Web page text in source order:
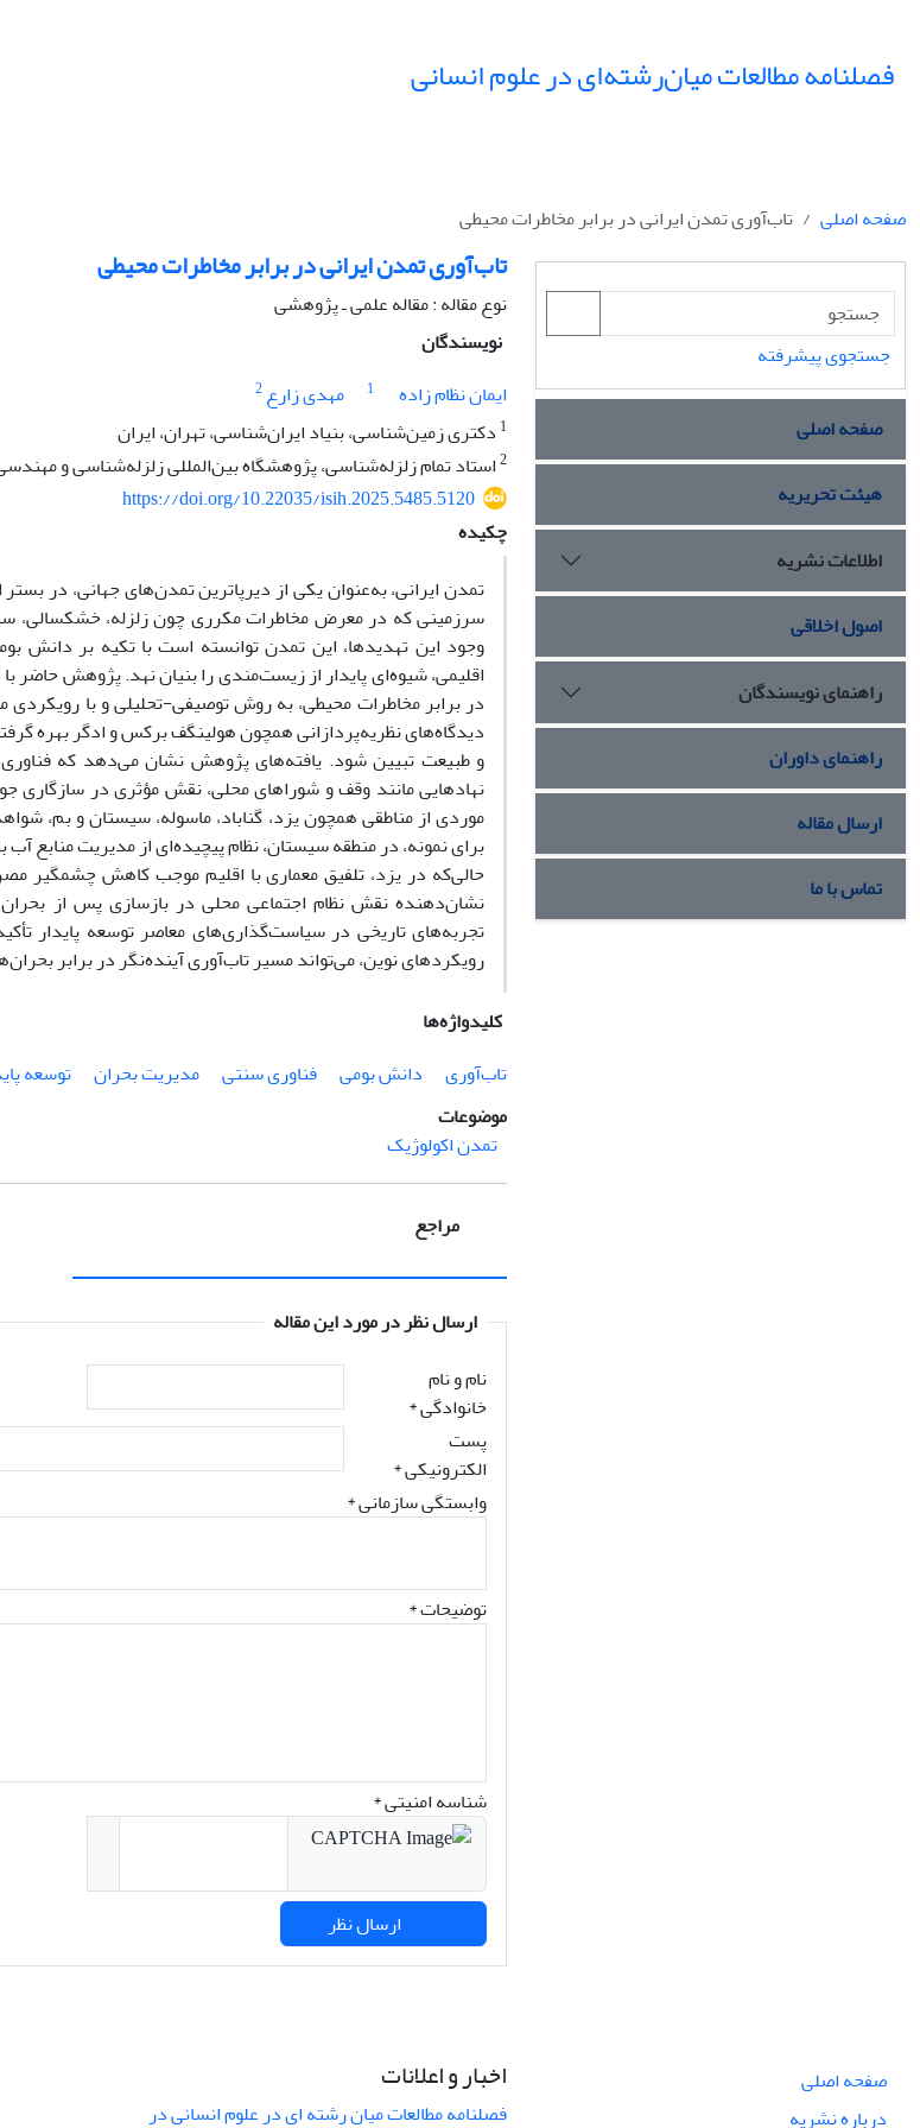
فصلنامه مطالعات میان‌رشته‌ای در علوم انسانی
صفحه اصلی تاب‌آوری تمدن ایرانی در برابر مخاطرات محیطی
تاب‌آوری تمدن ایرانی در برابر مخاطرات محیطی
نوع مقاله : مقاله علمی ـ پژوهشی
نویسندگان
ایمان نظام زاده
1 مهدی زارع2
1 دکتری زمین‌شناسی، بنیاد ایران‌شناسی، تهران، ایران
2استاد تمام زلزله‌شناسی، پژوهشگاه بین‌المللی زلزله‌شناسی و مهندسی
https://doi.org/10.22035/isih.2025.5485.5120
چکیده
تمدن ایرانی، به‌عنوان یکی از دیرپاترین تمدن‌های جهانی، در
سرزمینی که در معرض مخاطرات مکرری چون زلزله، خشکسالی،
وجود این تهدیدها، این تمدن توانسته است با تکیه بر دانش
اقلیمی، شیوه‌ای پایدار از زیست‌مندی را بنیان نهد. پژوهش
در برابر مخاطرات محیطی، به روش توصیفی-تحلیلی و با
دیدگاه‌های نظریه‌پردازانی همچون هولینگف برکس و ادگر بهره
و طبیعت تبیین شود. یافته‌های پژوهش نشان می‌دهد که
نهادهایی مانند وقف و شوراهای محلی، نقش مؤثری در سازگاری
موردی از مناطقی همچون یزد، گناباد، ماسوله، سیستان و بم،
برای نمونه، در منطقه سیستان، نظام پیچیده‌ای از مدیریت منابع
حالی‌که در یزد، تلفیق معماری با اقلیم موجب کاهش چشمگیر
نشان‌دهنده نقش نظام اجتماعی محلی در بازسازی پس از بحران
تجربه‌های تاریخی در سیاست‌گذاری‌های معاصر توسعه پایدار
رویکردهای نوین، می‌تواند مسیر تاب‌آوری آینده‌نگر در برابر
کلیدواژه‌ها
تاب‌آوری
دانش بومی فناوری سنتی مدیریت بحران
توسعه
موضوعات
تمدن اکولوژیک
مراجع
ارسال نظر در مورد این مقاله
نام و نام
خانوادگی*
پست
الکترونیکی*
وابستگی سازمانی *
توضیحات *
شناسه امنیتی *
جستجوی پیشرفته
صفحه اصلی
هیئت تحریریه
اطلاعات نشریه
اصول اخلاقی
راهنمای نویسندگان
راهنمای داوران
ارسال مقاله
تماس با ما
صفحه اصلی
درباره نشریه
اخبار و اعلانات
فصلنامه مطالعات میان رشته ای در علوم انسانی در